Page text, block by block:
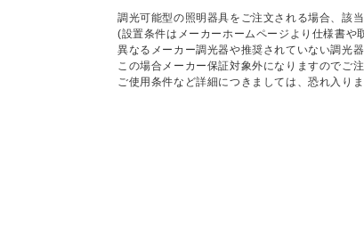
調光可能型の照明器具をご注文される場合、該
(設置条件はメーカーホームページより仕様書や
異なるメーカー調光器や推奨されていない調光
この場合メーカー保証対象外になりますのでご注
ご使用条件など詳細につきましては、恐れ入り